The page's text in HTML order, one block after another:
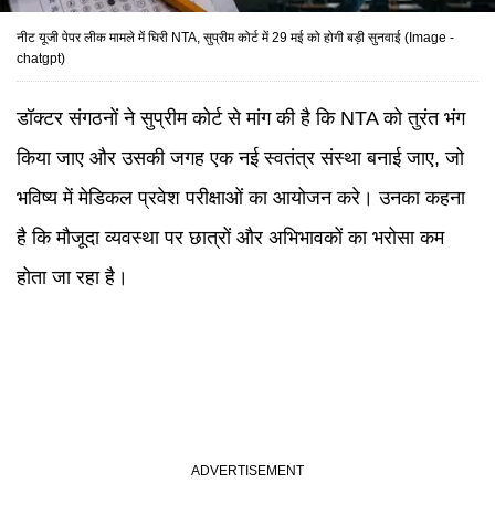
नीट यूजी पेपर लीक मामले में घिरी NTA, सुप्रीम कोर्ट में 29 मई को होगी बड़ी सुनवाई (Image -
chatgpt)
डॉक्टर संगठनों ने सुप्रीम कोर्ट से मांग की है कि NTA को तुरंत भंग
किया जाए और उसकी जगह एक नई स्वतंत्र संस्था बनाई जाए, जो
भविष्य में मेडिकल प्रवेश परीक्षाओं का आयोजन करे। उनका कहना
है कि मौजूदा व्यवस्था पर छात्रों और अभिभावकों का भरोसा कम
होता जा रहा है।